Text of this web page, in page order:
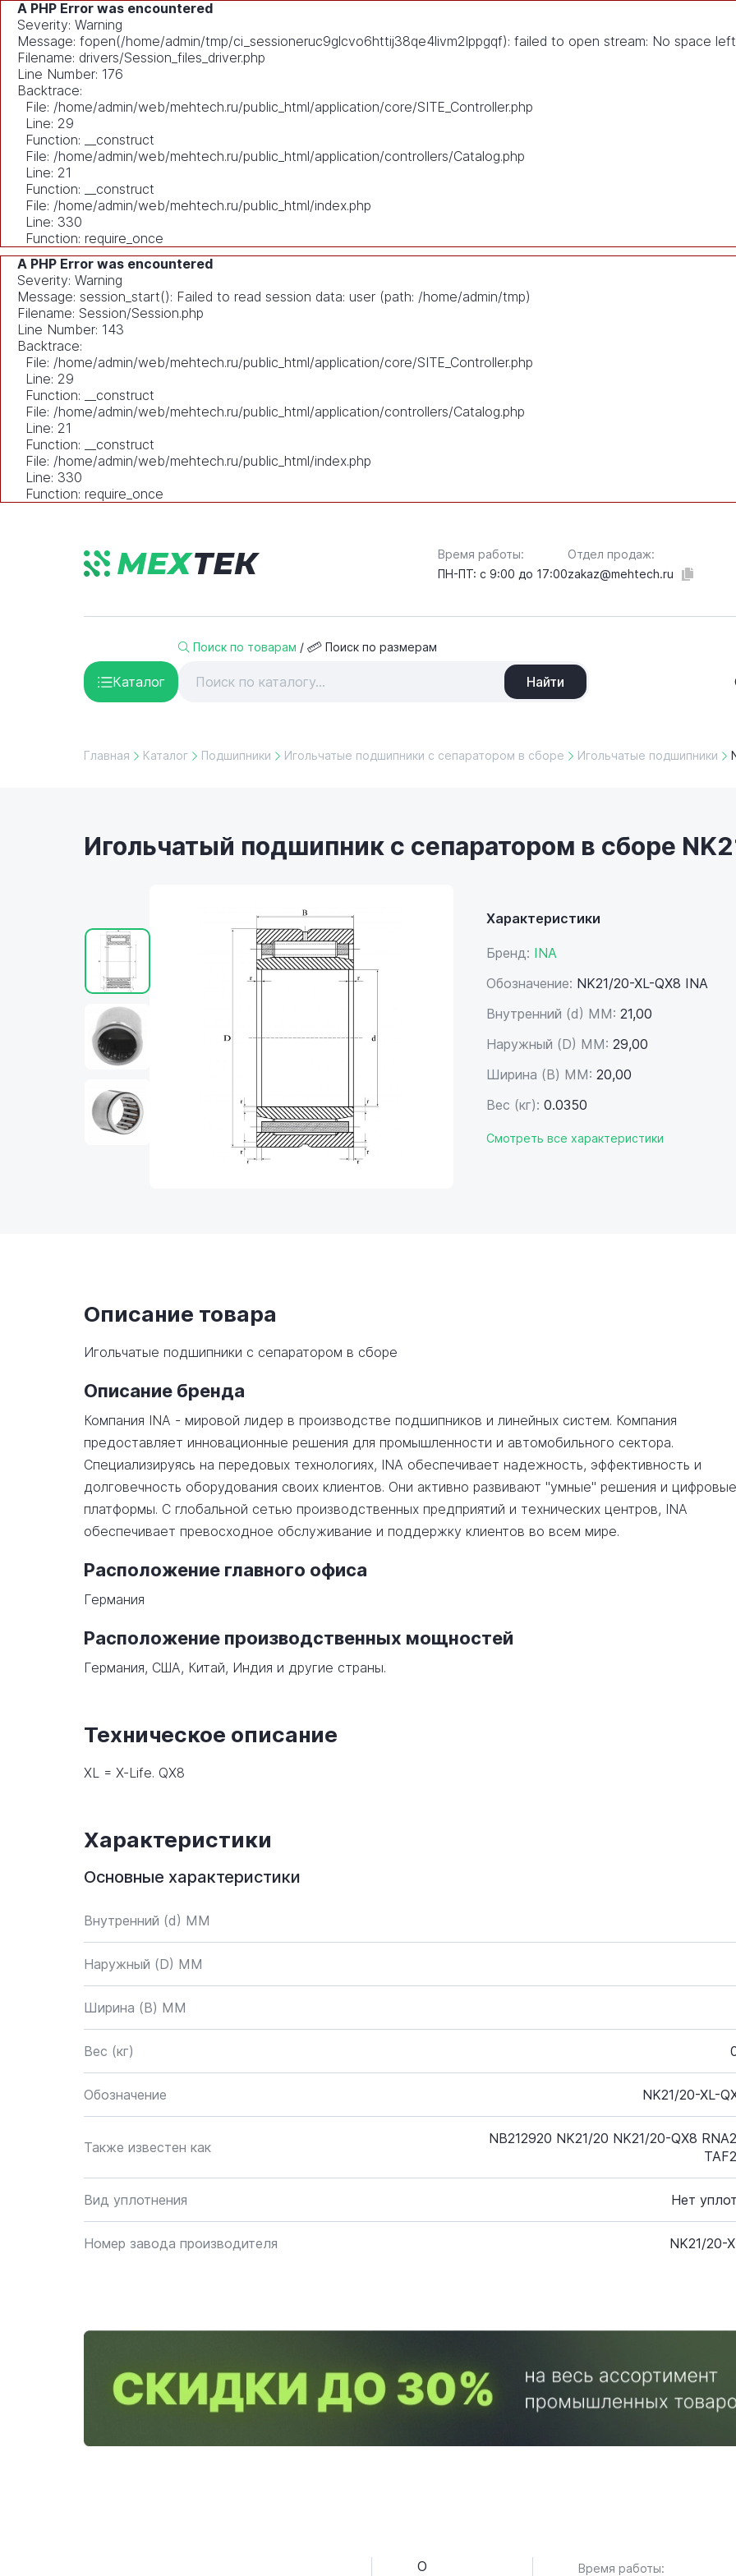
A PHP Error was encountered
Severity: Warning
Message: fopen(/home/admin/tmp/ci_sessioneruc9glcvo6httij38qe4livm2lppgqf): failed to open stream: No space
Filename: drivers/Session_files_driver.php
Line Number: 176
Backtrace:
File: /home/admin/web/mehtech.ru/public_html/application/core/SITE_Controller.php
Line: 29
Function: __construct
File: /home/admin/web/mehtech.ru/public_html/application/controllers/Catalog.php
Line: 21
Function: __construct
File: /home/admin/web/mehtech.ru/public_html/index.php
Line: 330
Function: require_once
A PHP Error was encountered
Severity: Warning
Message: session_start(): Failed to read session data: user (path: /home/admin/tmp)
Filename: Session/Session.php
Line Number: 143
Backtrace:
File: /home/admin/web/mehtech.ru/public_html/application/core/SITE_Controller.php
Line: 29
Function: __construct
File: /home/admin/web/mehtech.ru/public_html/application/controllers/Catalog.php
Line: 21
Function: __construct
File: /home/admin/web/mehtech.ru/public_html/index.php
Line: 330
Function: require_once
Время работы:
ПН-ПТ: с 9:00 до 17:00
Отдел продаж:
zakaz@mehtech.ru
Каталог
Поиск по товарам / Поиск по размерам
Найти
Главная Каталог Подшипники Игольчатые подшипники с сепаратором в сборе Игольчатые подшипники
Игольчатый подшипник с сепаратором в сборе
Характеристики
Бренд: INA
Обозначение: NK21/20-XL-QX8 INA
Внутренний (d) ММ: 21,00
Наружный (D) ММ: 29,00
Ширина (B) MM: 20,00
Вес (кг): 0.0350
Смотреть все характеристики
Описание товара
Игольчатые подшипники с сепаратором в сборе
Описание бренда
Компания INA - мировой лидер в производстве подшипников и линейных систем. Компания
предоставляет инновационные решения для промышленности и автомобильного сектора.
Специализируясь на передовых технологиях, INA обеспечивает надежность, эффективность и
долговечность оборудования своих клиентов. Они активно развивают "умные" решения и цифровые
платформы. С глобальной сетью производственных предприятий и технических центров, INA
обеспечивает превосходное обслуживание и поддержку клиентов во всем мире.
Расположение главного офиса
Германия
Расположение производственных мощностей
Германия, США, Китай, Индия и другие страны.
Техническое описание
XL = X-Life. QX8
Характеристики
Основные характеристики
Внутренний (d) ММ
Наружный (D) ММ
Ширина (B) MM
Вес (кг)
Обозначение NK21/20-XL-
Также известен как
NB212920 NK21/20 NK21/20-QX8
Вид уплотнения Нет
Номер завода производителя NK21/20-
О
Время работы: